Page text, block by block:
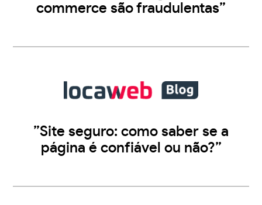
commerce são fraudulentas”
”Site seguro: como saber se a
página é confiável ou não?”